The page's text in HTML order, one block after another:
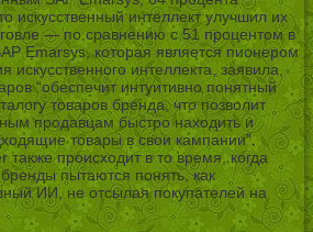
искусственный интеллект улучшил их
— по сравнению с 51 процентом в
Emarsys, которая является пионером
искусственного интеллекта, заявила,
“обеспечит интуитивно понятный
товаров бренда, что позволит
продавцам быстро находить и
товары в свои кампании”.
также происходит в то время, когда
пытаются понять, как
ИИ, не отсылая покупателей на